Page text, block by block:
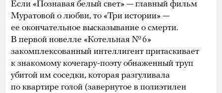
Если «Познавая белый свет» — главный фильм
Муратовой о любви, то «Три истории» —
ее окончательное высказывание о смерти.
В первой новелле «Котельная № 6»
закомплексованный интеллигент притаскивает
к знакомому кочегару-поэту обнаженный труп
убитой им соседки, которая разгуливала
по квартире голой (завернутое в полиэтилен